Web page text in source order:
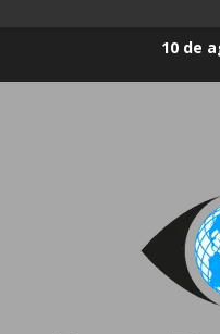
10 de